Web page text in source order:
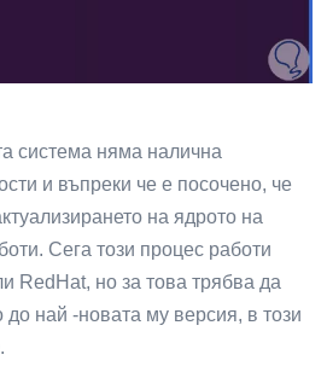
система няма налична
и въпреки че е посочено, че
на ядрото на
Сега този процес работи
RedHat, но за това трябва да
до най -новата му версия, в този